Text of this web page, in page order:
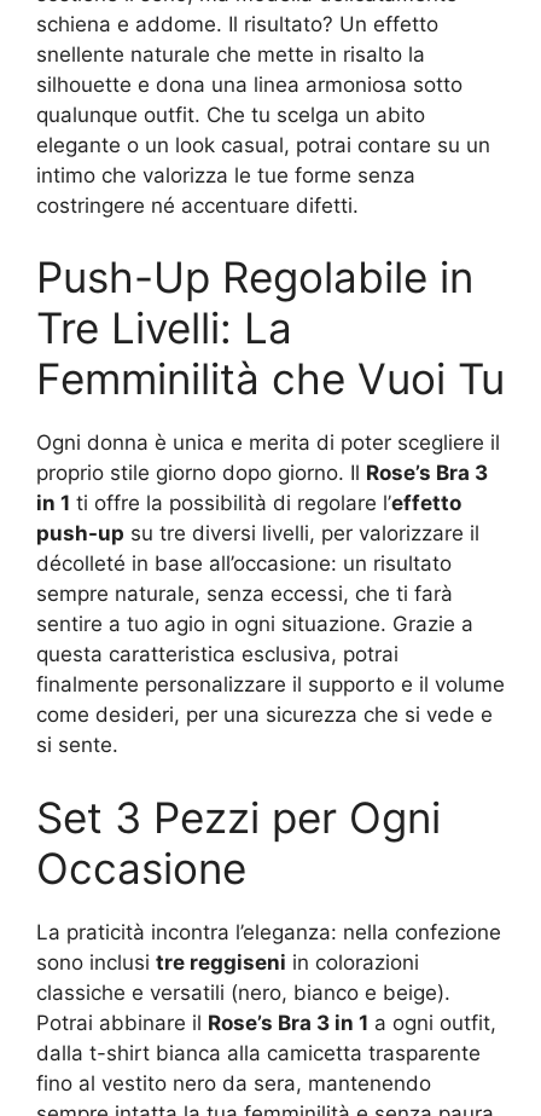
schiena e addome. Il risultato? Un effetto
snellente naturale che mette in risalto la
silhouette e dona una linea armoniosa sotto
qualunque outfit. Che tu scelga un abito
elegante o un look casual, potrai contare su un
intimo che valorizza le tue forme senza
costringere né accentuare difetti.
Push-Up Regolabile in
Tre Livelli: La
Femminilità che Vuoi Tu
Ogni donna è unica e merita di poter scegliere il
proprio stile giorno dopo giorno. Il Rose’s Bra 3
in 1 ti offre la possibilità di regolare l’effetto
push-up su tre diversi livelli, per valorizzare il
décolleté in base all’occasione: un risultato
sempre naturale, senza eccessi, che ti farà
sentire a tuo agio in ogni situazione. Grazie a
questa caratteristica esclusiva, potrai
finalmente personalizzare il supporto e il volume
come desideri, per una sicurezza che si vede e
si sente.
Set 3 Pezzi per Ogni
Occasione
La praticità incontra l’eleganza: nella confezione
sono inclusi tre reggiseni in colorazioni
classiche e versatili (nero, bianco e beige).
Potrai abbinare il Rose’s Bra 3 in 1 a ogni outfit,
dalla t-shirt bianca alla camicetta trasparente
fino al vestito nero da sera, mantenendo